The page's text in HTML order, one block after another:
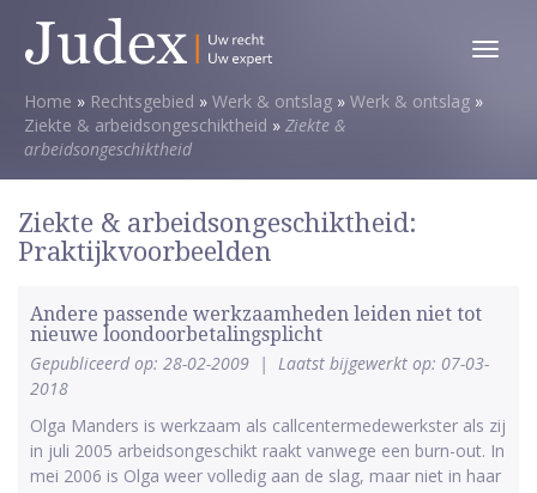
Toggle
Home » Rechtsgebied » Werk & ontslag » Werk & ontslag »
Ziekte & arbeidsongeschiktheid » Ziekte &
arbeidsongeschiktheid
Ziekte & arbeidsongeschiktheid:
Praktijkvoorbeelden
Andere passende werkzaamheden leiden niet tot
nieuwe loondoorbetalingsplicht
Gepubliceerd op: 28-02-2009 | Laatst bijgewerkt op: 07-03-
2018
Olga Manders is werkzaam als callcentermedewerkster als zij
in juli 2005 arbeidsongeschikt raakt vanwege een burn-out. In
mei 2006 is Olga weer volledig aan de slag, maar niet in haar